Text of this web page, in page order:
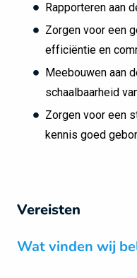
Rapporteren aan
Zorgen voor een
efficiëntie en
Meebouwen aan
schaalbaarheid
Zorgen voor een
kennis goed
Vereisten
Wat vinden wij